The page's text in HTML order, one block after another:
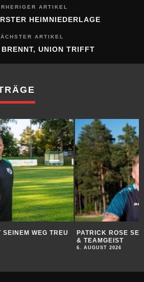
ARTIKEL
HEIMNIEDERLAGE
ARTIKEL
UNION TRIFFT
WEG TREU
PATRICK ROSE
& TEAMGEIST
6. AUGUST 2026